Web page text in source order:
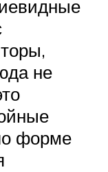
не
форме